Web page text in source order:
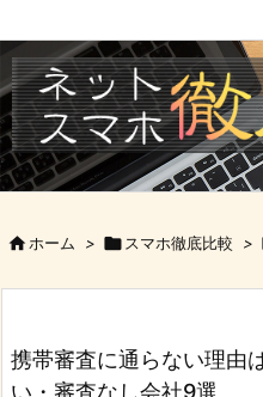
ホーム >  スマホ徹底比較 >
携帯審査に通らない理由
い・審査なし会社9選